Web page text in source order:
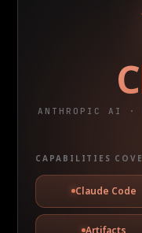
ANTHROPIC AI ·
CAPABILITIES
Claude Code